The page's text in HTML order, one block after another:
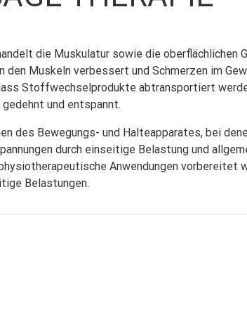
die Muskulatur sowie die oberflächlichen
Muskeln verbessert und Schmerzen im
Stoffwechselprodukte abtransportiert
und entspannt.
des Bewegungs- und Halteapparates, bei
durch einseitige Belastung und
Anwendungen vorbereitet
Belastungen.